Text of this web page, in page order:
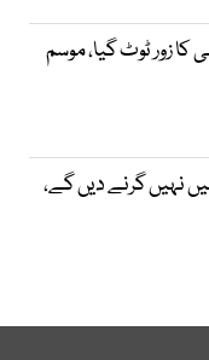
زور ٹوٹ گیا، موسم
نہیں گرنے دیں گے،